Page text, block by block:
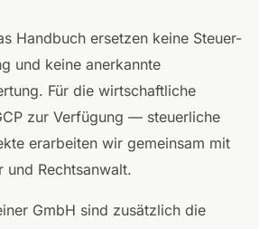
Handbuch ersetzen keine Steuer-
und keine anerkannte
Für die wirtschaftliche
zur Verfügung — steuerliche
erarbeiten wir gemeinsam mit
und Rechtsanwalt.
GmbH sind zusätzlich die